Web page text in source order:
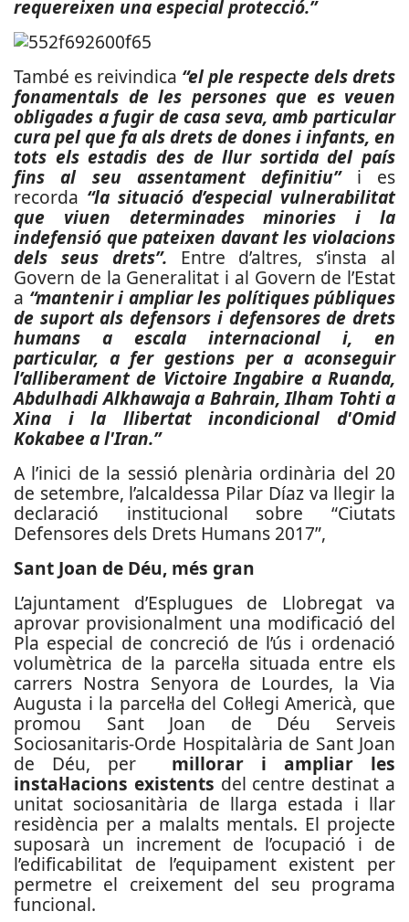
requereixen una especial protecció.”
També es reivindica “el ple respecte dels drets
fonamentals de les persones que es veuen
obligades a fugir de casa seva, amb particular
cura pel que fa als drets de dones i infants, en
tots els estadis des de llur sortida del país
fins al seu assentament definitiu”
i es
recorda “la situació d’especial vulnerabilitat
que viuen determinades minories i la
indefensió que pateixen davant les violacions
dels seus drets”. Entre d’altres, s’insta al
Govern de la Generalitat i al Govern de l’Estat
a “mantenir i ampliar les polítiques públiques
de suport als defensors i defensores de drets
humans a escala internacional i, en
particular, a fer gestions per a aconseguir
l’alliberament de Victoire Ingabire a Ruanda,
Abdulhadi Alkhawaja a Bahrain, Ilham Tohti a
Xina i la llibertat incondicional d'Omid
Kokabee a l'Iran.”
A l’inici de la sessió plenària ordinària del 20
de setembre, l’alcaldessa Pilar Díaz va llegir la
declaració institucional sobre “Ciutats
Defensores dels Drets Humans 2017”,
Sant Joan de Déu, més gran
L’ajuntament d’Esplugues de Llobregat va
aprovar provisionalment una modificació del
Pla especial de concreció de l’ús i ordenació
volumètrica de la parcel·la situada entre els
carrers Nostra Senyora de Lourdes, la Via
Augusta i la parcel·la del Col·legi Americà, que
promou Sant Joan de Déu Serveis
Sociosanitaris-Orde Hospitalària de Sant Joan
de Déu, per millorar i ampliar les
instal·lacions existents del centre destinat a
unitat sociosanitària de llarga estada i llar
residència per a malalts mentals. El projecte
suposarà un increment de l’ocupació i de
l’edificabilitat de l’equipament existent per
permetre el creixement del seu programa
funcional.